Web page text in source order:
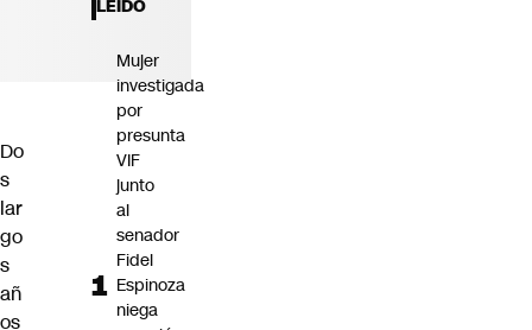
Do
s
lar
go
s
añ
os
LEÍDO
Mujer
investigada
por
presunta
VIF
junto
al
senador
Fidel
Espinoza
niega